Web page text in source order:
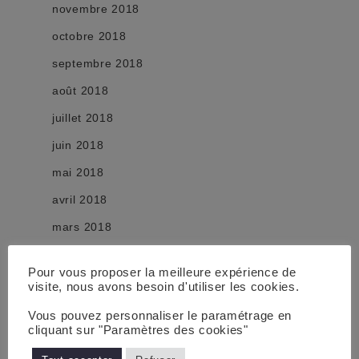
novembre 2018
octobre 2018
septembre 2018
août 2018
juillet 2018
juin 2018
mai 2018
avril 2018
mars 2018
janvier 2018
novembre 2017
Pour vous proposer la meilleure expérience de
visite, nous avons besoin d'utiliser les cookies.
Vous pouvez personnaliser le paramétrage en
cliquant sur "Paramètres des cookies"